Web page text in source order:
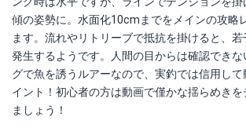
傾の姿勢に。水面化10cmまでをメインの攻略
ます。流れやリトリーブで抵抗を掛けると、
発生するようです。人間の目からは確認でき
グで魚を誘うルアーなので、実釣では信用し
イント！初心者の方は動画で僅かな揺らめきを
ましょう！